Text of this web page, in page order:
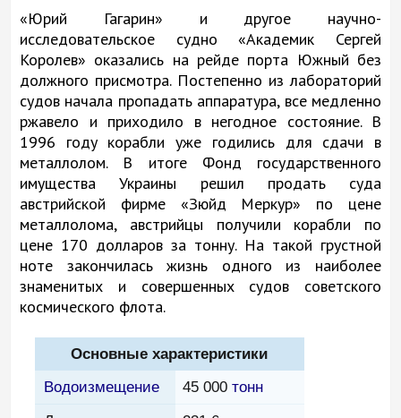
«Юрий Гагарин» и другое научно-
исследовательское судно «Академик Сергей
Королев» оказались на рейде порта Южный без
должного присмотра. Постепенно из лабораторий
судов начала пропадать аппаратура, все медленно
ржавело и приходило в негодное состояние. В
1996 году корабли уже годились для сдачи в
металлолом. В итоге Фонд государственного
имущества Украины решил продать суда
австрийской фирме «Зюйд Меркур» по цене
металлолома, австрийцы получили корабли по
цене 170 долларов за тонну. На такой грустной
ноте закончилась жизнь одного из наиболее
знаменитых и совершенных судов советского
космического флота.
Основные характеристики
Водоизмещение
45 000 тонн